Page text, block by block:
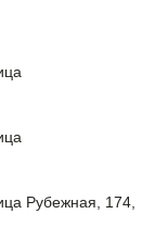
Рубежная, 174,